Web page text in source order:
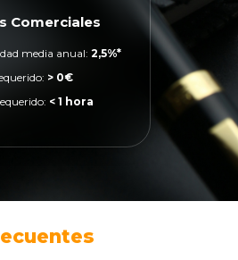
Comerciales
media anual:2,5%*
> 0€
< 1 hora